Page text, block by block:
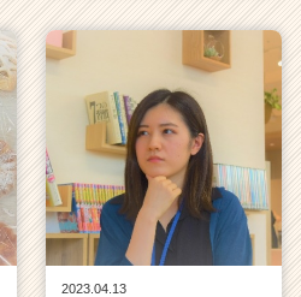
2023.04.13